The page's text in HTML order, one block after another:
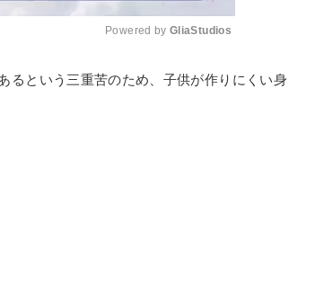
Mute
Powered by GliaStudios
るという三重苦のため、子供が作りにくい身